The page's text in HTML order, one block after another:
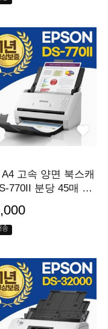
고속 양면 북스캐
770II 분당 45매 사
송